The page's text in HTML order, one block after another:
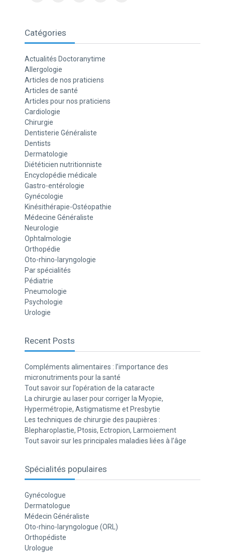
Catégories
Actualités Doctoranytime
Allergologie
Articles de nos praticiens
Articles de santé
Articles pour nos praticiens
Cardiologie
Chirurgie
Dentisterie Généraliste
Dentists
Dermatologie
Diététicien nutritionniste
Encyclopédie médicale
Gastro-entérologie
Gynécologie
Kinésithérapie-Ostéopathie
Médecine Généraliste
Neurologie
Ophtalmologie
Orthopédie
Oto-rhino-laryngologie
Par spécialités
Pédiatrie
Pneumologie
Psychologie
Urologie
Recent Posts
Compléments alimentaires : l’importance des
micronutriments pour la santé
Tout savoir sur l’opération de la cataracte
La chirurgie au laser pour corriger la Myopie,
Hypermétropie, Astigmatisme et Presbytie
Les techniques de chirurgie des paupières :
Blepharoplastie, Ptosis, Ectropion, Larmoiement
Tout savoir sur les principales maladies liées à l’âge
Spécialités populaires
Gynécologue
Dermatologue
Médecin Généraliste
Oto-rhino-laryngologue (ORL)
Orthopédiste
Urologue